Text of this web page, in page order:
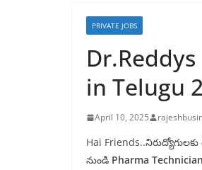
PRIVATE JOBS
in Telugu
April 10, 2025
Hai
నుండి Pharma